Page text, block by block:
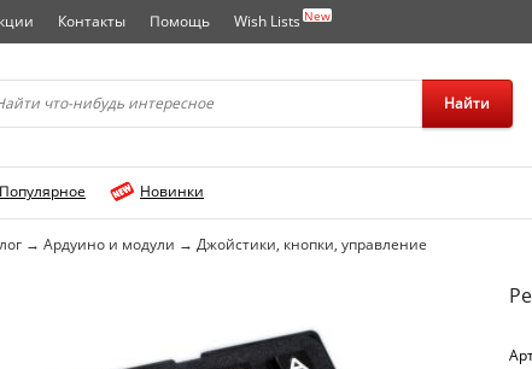
название города..
Контакты Помощь Wish Lists New
Найти
Популярное Новинки
→ Ардуино и модули → Джойстики, кнопки, управление